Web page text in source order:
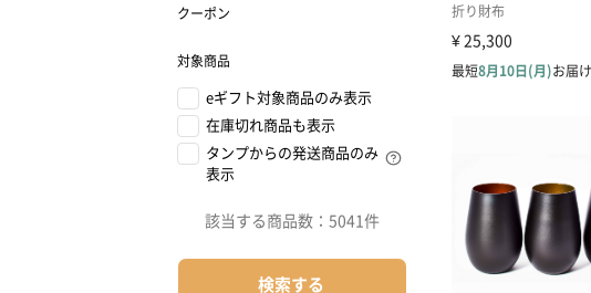
クーポン
対象商品
eギフト対象商品のみ表示
在庫切れ商品も表示
タンプからの発送商品のみ
表示
該当する商品数： 5041件
検索する